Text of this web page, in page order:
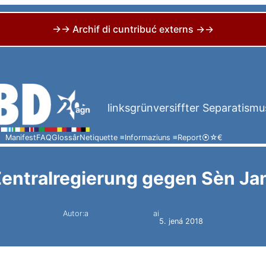
→→ Archif di cuntribuć externs →→
linksgrünversiffter
ManifestFAQGlossârNetiquette ≡Informaziuns ≡Report⦿☆€
gegen Sèn
Autor:a
ai
5. jená 2018